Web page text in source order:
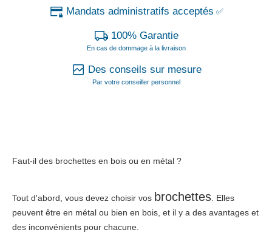
Mandats administratifs acceptés ✅
100% Garantie
En cas de dommage à la livraison
Des conseils sur mesure
Par votre conseiller personnel
Faut-il des brochettes en bois ou en métal ?
Tout d'abord, vous devez choisir vos brochettes. Elles
peuvent être en métal ou bien en bois, et il y a des avantages et
des inconvénients pour chacune.